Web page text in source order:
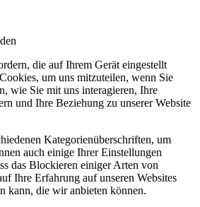
die auf Ihrem Gerät eingestellt
um uns mitzuteilen, wenn Sie
wie Sie mit uns interagieren, Ihre
und Ihre Beziehung zu unserer Website
Kategorienüberschriften, um
auch einige Ihrer Einstellungen
das Blockieren einiger Arten von
Ihre Erfahrung auf unseren Websites
kann, die wir anbieten können.